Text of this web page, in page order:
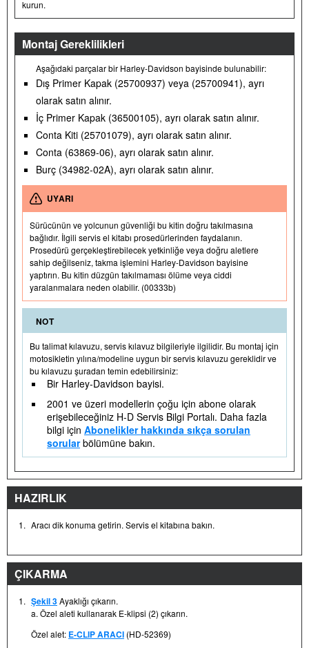
kurun.
Montaj Gereklilikleri
Aşağıdaki parçalar bir Harley-Davidson bayisinde bulunabilir:
Dış Primer Kapak (25700937) veya (25700941), ayrı
olarak satın alınır.
İç Primer Kapak (36500105), ayrı olarak satın alınır.
Conta Kiti (25701079), ayrı olarak satın alınır.
Conta (63869-06), ayrı olarak satın alınır.
Burç (34982-02A), ayrı olarak satın alınır.
UYARI
Sürücünün ve yolcunun güvenliği bu kitin doğru takılmasına
bağlıdır. İlgili servis el kitabı prosedürlerinden faydalanın.
Prosedürü gerçekleştirebilecek yetkinliğe veya doğru aletlere
sahip değilseniz, takma işlemini Harley-Davidson bayisine
yaptırın. Bu kitin düzgün takılmaması ölüme veya ciddi
yaralanmalara neden olabilir. (00333b)
NOT
Bu talimat kılavuzu, servis kılavuz bilgileriyle ilgilidir. Bu montaj için
motosikletin yılına/modeline uygun bir servis kılavuzu gereklidir ve
bu kılavuzu şuradan temin edebilirsiniz:
Bir Harley-Davidson bayisi.
2001 ve üzeri modellerin çoğu için abone olarak
erişebileceğiniz H-D Servis Bilgi Portalı. Daha fazla
bilgi için Abonelikler hakkında sıkça sorulan
sorularbölümüne bakın.
HAZIRLIK
1. Aracı dik konuma getirin. Servis el kitabına bakın.
ÇIKARMA
1. Şekil 3Ayaklığı çıkarın.
a. Özel aleti kullanarak E-klipsi (2) çıkarın.
Özel alet: E-CLIP ARACI (HD-52369)